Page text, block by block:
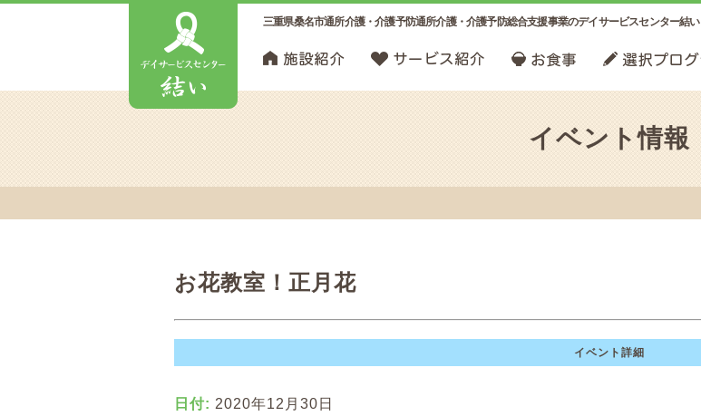
三重県桑名市通所介護・介護予防通所介護・介護予防総合支援事業のデイサービスセンター結い
イベント情報
お花教室！正月花
イベント詳細
日付: 2020年12月30日